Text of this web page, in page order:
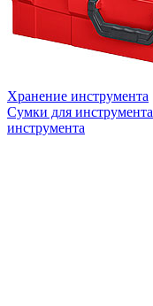
Хранение инструмента
Сумки для инструмента
инструмента